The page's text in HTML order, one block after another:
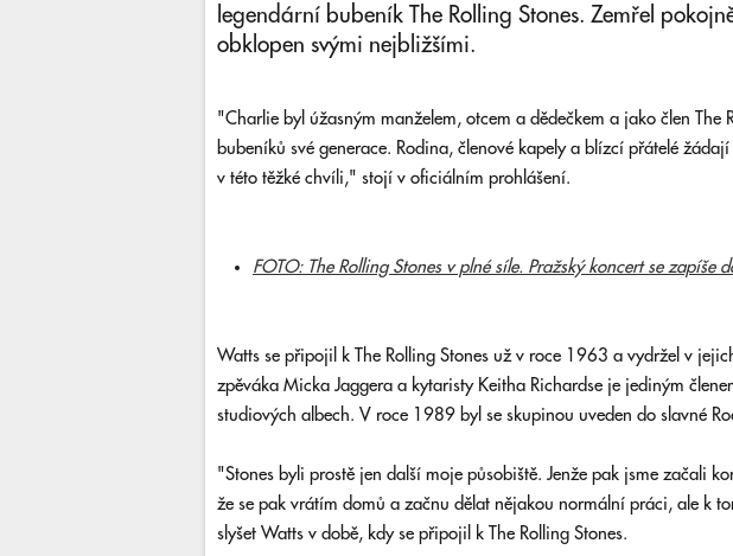
legendární bubeník The Rolling Stones. Zemřel
obklopen svými nejbližšími.
"Charlie byl úžasným manželem, otcem a dědečkem a jako člen The
bubeníků své generace. Rodina, členové kapely a blízcí přátelé
v této těžké chvíli," stojí v oficiálním prohlášení.
FOTO: The Rolling Stones v plné síle. Pražský koncert se zapíše
Watts se připojil k The Rolling Stones už v roce 1963 a vydržel v
zpěváka Micka Jaggera a kytaristy Keitha Richardse je jediným
studiových albech. V roce 1989 byl se skupinou uveden do slavné
"Stones byli prostě jen další moje působiště. Jenže pak jsme začali
že se pak vrátím domů a začnu dělat nějakou normální práci, ale k
slyšet Watts v době, kdy se připojil k The Rolling Stones.